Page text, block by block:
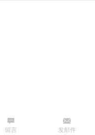
发邮件
留言